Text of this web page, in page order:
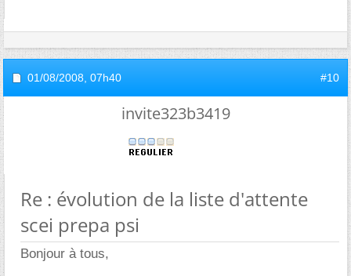
01/08/2008, 07h40 #10
invite323b3419
Re : évolution de la liste d'attente
scei prepa psi
Bonjour à tous,